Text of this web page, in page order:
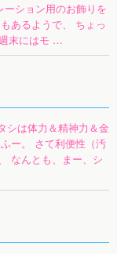
ション用のお飾りを
あるようで、 ちょっ
末にはモ …
シは体力＆精神力＆金
ー。 さて利便性（汚
なんとも、まー、シ